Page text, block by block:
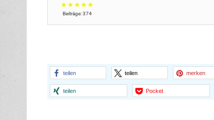
★★★★★
Beiträge: 374
teilen teilen merken
teilen Pocket